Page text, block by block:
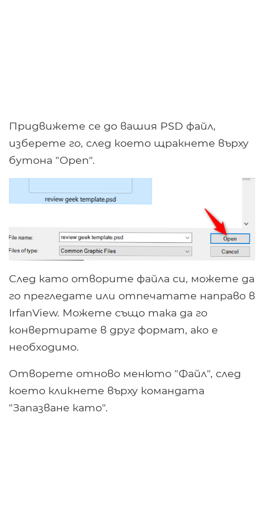
Придвижете се до вашия PSD файл,
изберете го, след което щракнете върху
бутона "Open".
След като отворите файла си, можете да
го прегледате или отпечатате направо в
IrfanView. Можете също така да го
конвертирате в друг формат, ако е
необходимо.
Отворете отново менюто "Файл", след
което кликнете върху командата
"Запазване като".